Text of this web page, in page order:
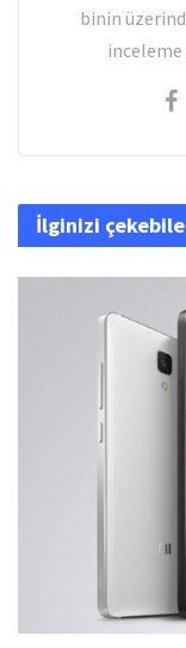
binin
inceleme
İlginizi